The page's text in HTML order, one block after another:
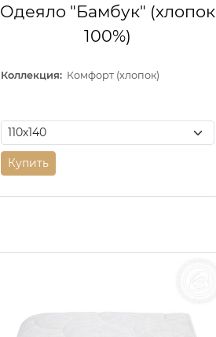
Одеяло "Бамбук" (хлопок
100%)
Коллекция: Комфорт (хлопок)
Купить